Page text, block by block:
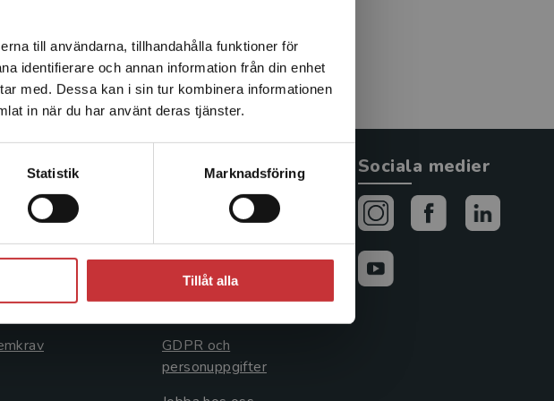
till användarna, tillhandahålla funktioner för
identifierare och annan information från din enhet
med. Dessa kan i sin tur kombinera informationen
in när du har använt deras tjänster.
Statistik Marknadsföring
Tillåt alla
via en
leveranser utanför
måste
kundservice
21 00
och svar
Allmänna länkar
Avtal och rättigheter
Cookies
GDPR och
personuppgifter
Sociala medier